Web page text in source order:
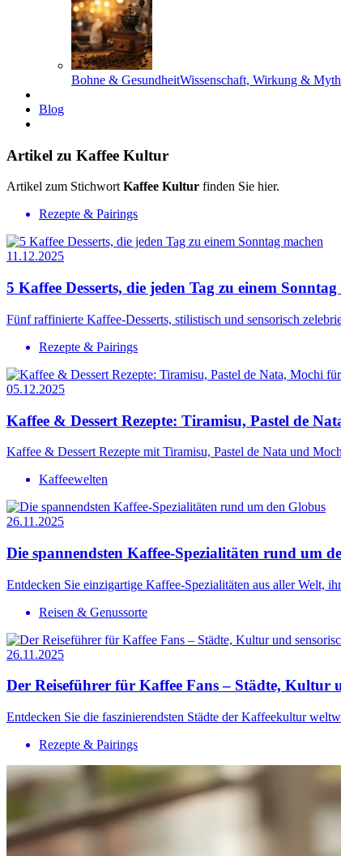
Bohne & GesundheitWissenschaft, Wirkung &
Blog
Artikel zu Kaffee Kultur
Artikel zum StichwortKaffee Kultur finden Sie hier.
Rezepte & Pairings
11.12.2025
5 Kaffee Desserts, die jeden Tag zu einem Sonntag
Fünf raffinierte Kaffee-Desserts, stilistisch und sensorisch
Rezepte & Pairings
05.12.2025
Kaffee & Dessert Rezepte: Tiramisu, Pastel de
Kaffee & Dessert Rezepte mit Tiramisu, Pastel de Nata und
Kaffeewelten
26.11.2025
Die spannendsten Kaffee-Spezialitäten rund um
Entdecken Sie einzigartige Kaffee-Spezialitäten aus aller Welt,
Reisen & Genussorte
26.11.2025
Der Reiseführer für Kaffee Fans – Städte, Kultur
Entdecken Sie die faszinierendsten Städte der Kaffeekultur
Rezepte & Pairings